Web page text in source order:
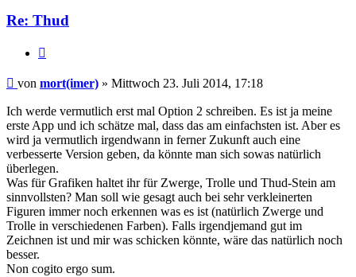
Re: Thud
Beitrag
von mort(imer) » Mittwoch 23. Juli 2014, 17:18
Ich werde vermutlich erst mal Option 2 schreiben. Es ist ja meine
erste App und ich schätze mal, dass das am einfachsten ist. Aber es
wird ja vermutlich irgendwann in ferner Zukunft auch eine
verbesserte Version geben, da könnte man sich sowas natürlich
überlegen.
Was für Grafiken haltet ihr für Zwerge, Trolle und Thud-Stein am
sinnvollsten? Man soll wie gesagt auch bei sehr verkleinerten
Figuren immer noch erkennen was es ist (natürlich Zwerge und
Trolle in verschiedenen Farben). Falls irgendjemand gut im
Zeichnen ist und mir was schicken könnte, wäre das natürlich noch
besser.
Non cogito ergo sum.